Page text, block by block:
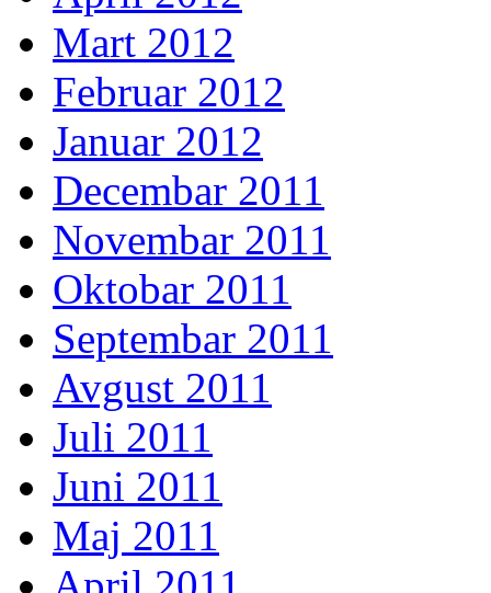
Mart 2012
Februar 2012
Januar 2012
Decembar 2011
Novembar 2011
Oktobar 2011
Septembar 2011
Avgust 2011
Juli 2011
Juni 2011
Maj 2011